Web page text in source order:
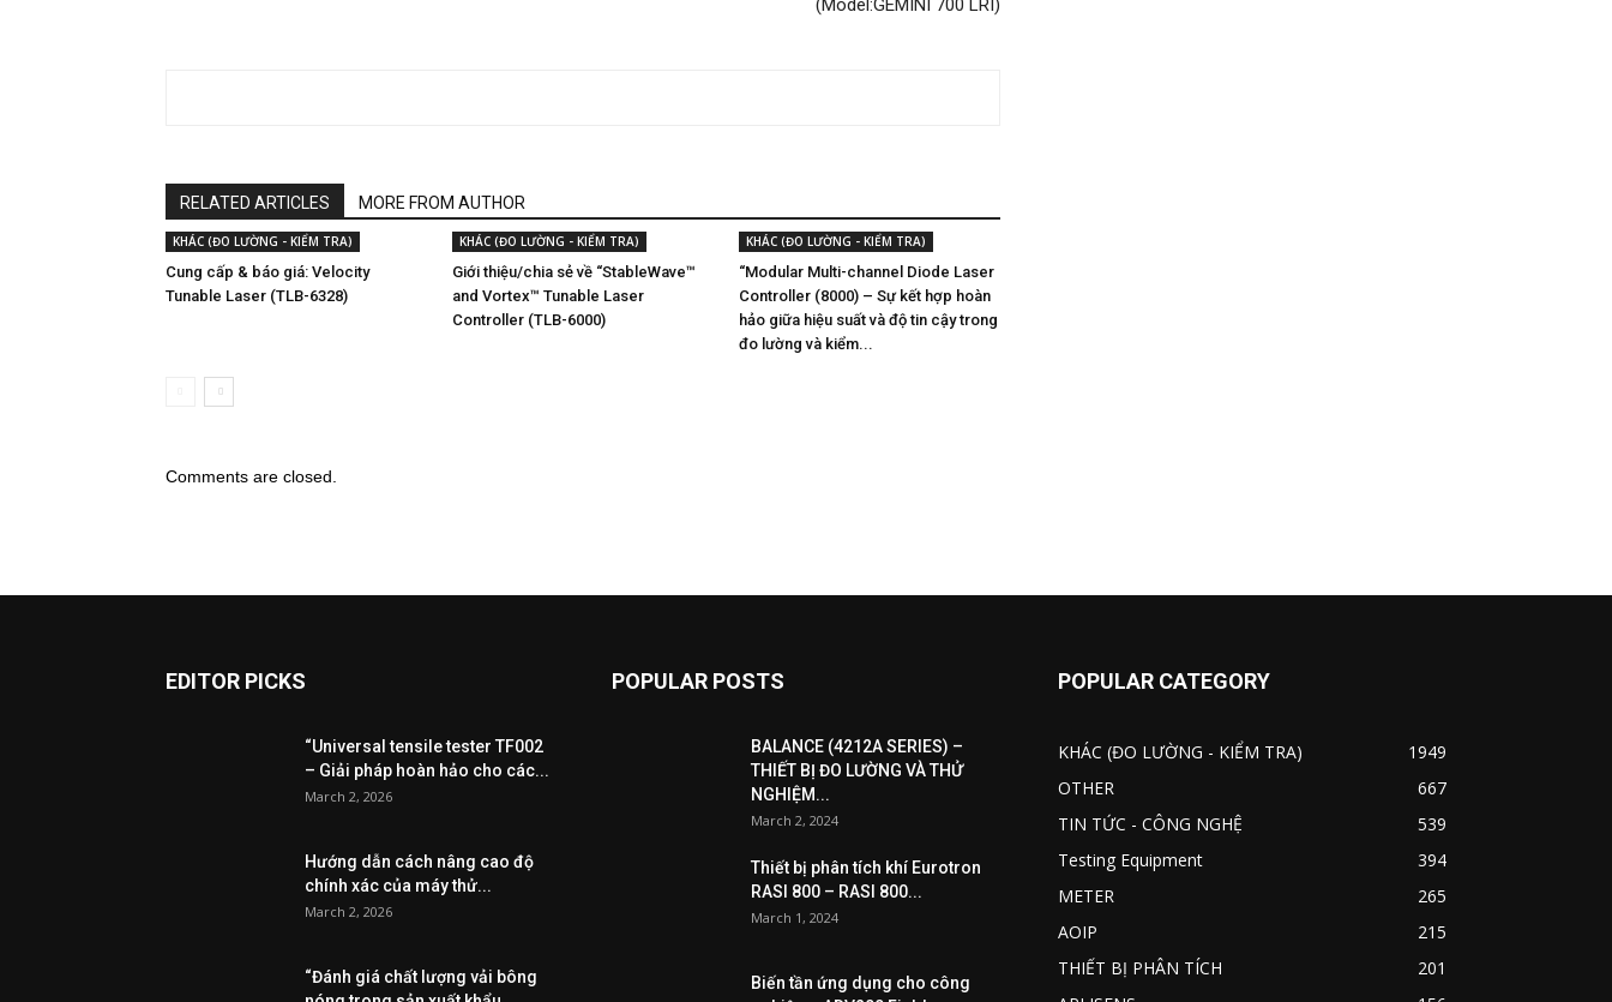
RELATED ARTICLES MORE FROM AUTHOR
KHÁC (ĐO LƯỜNG - KIỂM TRA)
Cung cấp & báo giá: Velocity
Tunable Laser (TLB-6328)
KHÁC (ĐO LƯỜNG - KIỂM TRA)
Giới thiệu/chia sẻ về “StableWave™
and Vortex™ Tunable Laser
Controller (TLB-6000)
KHÁC (ĐO LƯỜNG - KIỂM TRA)
“Modular Multi-channel Diode Laser
Controller (8000) – Sự kết hợp hoàn
hảo giữa hiệu suất và độ tin cậy trong
đo lường và kiểm...
Comments are closed.
EDITOR PICKS
“Universal tensile tester TF002
– Giải pháp hoàn hảo cho các...
March 2, 2026
Hướng dẫn cách nâng cao độ
chính xác của máy thử...
March 2, 2026
“Đánh giá chất lượng vải bông
POPULAR POSTS
BALANCE (4212A SERIES) –
THIẾT BỊ ĐO LƯỜNG VÀ THỬ
NGHIỆM...
March 2, 2024
Thiết bị phân tích khí Eurotron
RASI 800 – RASI 800...
March 1, 2024
Biến tần ứng dụng cho công
POPULAR CATEGORY
KHÁC (ĐO LƯỜNG - KIỂM TRA)
1949
OTHER
667
TIN TỨC - CÔNG NGHỆ
539
Testing Equipment
394
METER
265
AOIP
215
THIẾT BỊ PHÂN TÍCH
201